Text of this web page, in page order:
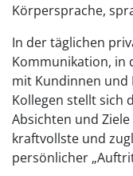
Körpersprache,
In der täglichen
Kommunikation, in
mit Kundinnen und
Kollegen stellt sich
Absichten und
kraftvollste und
persönlicher